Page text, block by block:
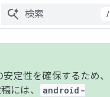
/
定性を確保するため、
には、
android-